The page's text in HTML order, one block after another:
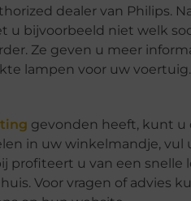
dealer van Philips.
u bijvoorbeeld niet welk
Ze geven u meer
lampen voor uw voertuig.
gevonden heeft, kunt u
in uw winkelmandje,
profiteert u van een
Voor vragen of advies